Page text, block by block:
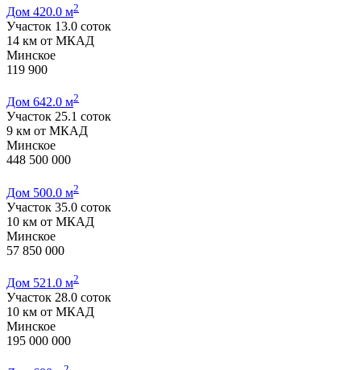
Дом 420.0 м2
Участок 13.0 соток
14 км от МКАД
Минское
119 900
Дом 642.0 м2
Участок 25.1 соток
9 км от МКАД
Минское
448 500 000
Дом 500.0 м2
Участок 35.0 соток
10 км от МКАД
Минское
57 850 000
Дом 521.0 м2
Участок 28.0 соток
10 км от МКАД
Минское
195 000 000